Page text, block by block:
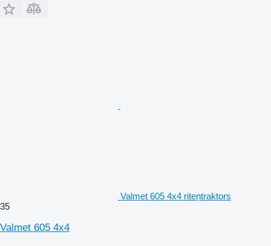
Valmet 605 4x4 riteņtraktors
35
Valmet 605 4x4